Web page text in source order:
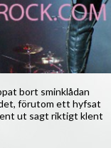
bort sminklådan
förutom ett hyfsat
ut sagt riktigt klent